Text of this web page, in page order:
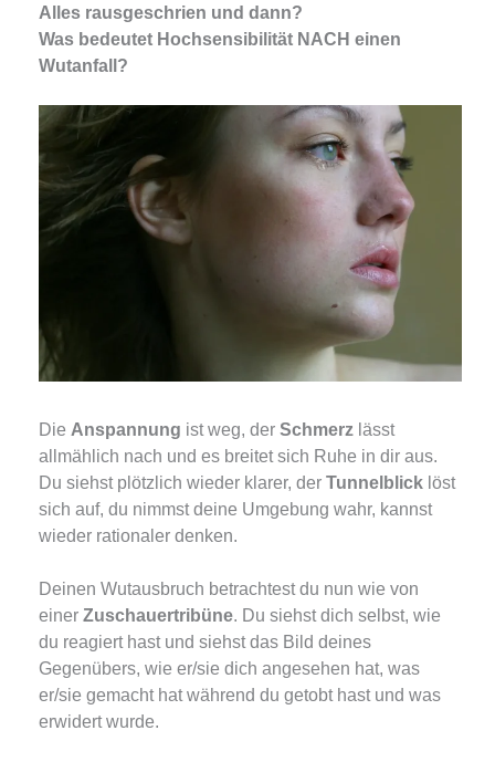
Alles rausgeschrien und dann?
Was bedeutet Hochsensibilität NACH einen
Wutanfall?
Die Anspannung ist weg, der Schmerz lässt
allmählich nach und es breitet sich Ruhe in dir aus.
Du siehst plötzlich wieder klarer, der Tunnelblick löst
sich auf, du nimmst deine Umgebung wahr, kannst
wieder rationaler denken.
Deinen Wutausbruch betrachtest du nun wie von
einer Zuschauertribüne. Du siehst dich selbst, wie
du reagiert hast und siehst das Bild deines
Gegenübers, wie er/sie dich angesehen hat, was
er/sie gemacht hat während du getobt hast und was
erwidert wurde.